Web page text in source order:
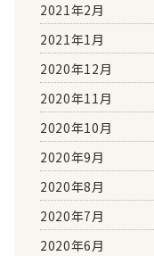
2021年2月
2021年1月
2020年12月
2020年11月
2020年10月
2020年9月
2020年8月
2020年7月
2020年6月